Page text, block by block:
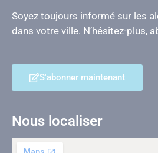
Soyez toujours informé sur les
dans votre ville. N’hésitez-plus,
S'abonner maintenant
Nous localiser